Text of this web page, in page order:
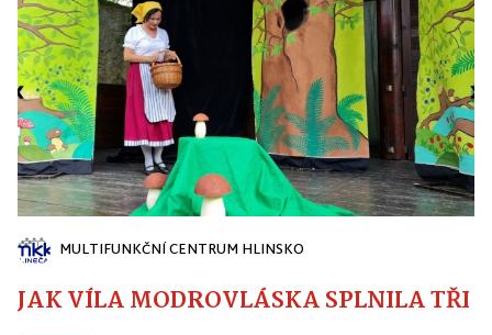
MULTIFUNKČNÍ CENTRUM HLINSKO
JAK VÍLA MODROVLÁSKA SPLNILA